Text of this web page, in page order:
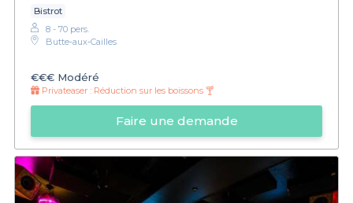
Bistrot
8 - 70 pers.
Butte‑aux‑Cailles
€€€ Modéré
Privateaser : Réduction sur les boissons 🍸
Faire une demande